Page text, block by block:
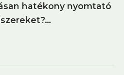
hatékony nyomtató